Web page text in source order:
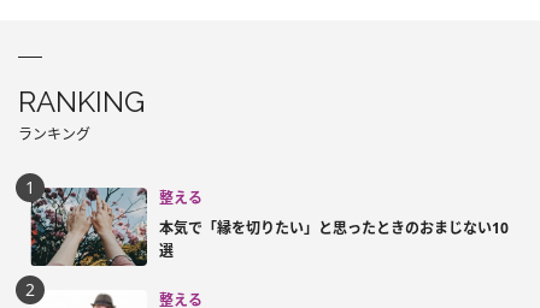
RANKING
ランキング
整える
本気で「縁を切りたい」と思ったときのおまじない10
選
整える